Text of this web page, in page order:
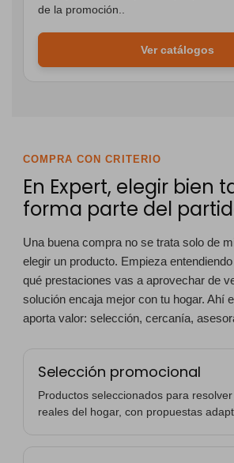
de la promoción..
Ver catálogos
COMPRA CON CRITERIO
En Expert, elegir bien
forma parte del
Una buena compra no se trata solo de
elegir un producto. Empieza
qué prestaciones vas a aprovechar de
solución encaja mejor con tu hogar. Ahí
aporta valor: selección, cercanía,
Selección promocional
Productos seleccionados para
reales del hogar, con propuestas